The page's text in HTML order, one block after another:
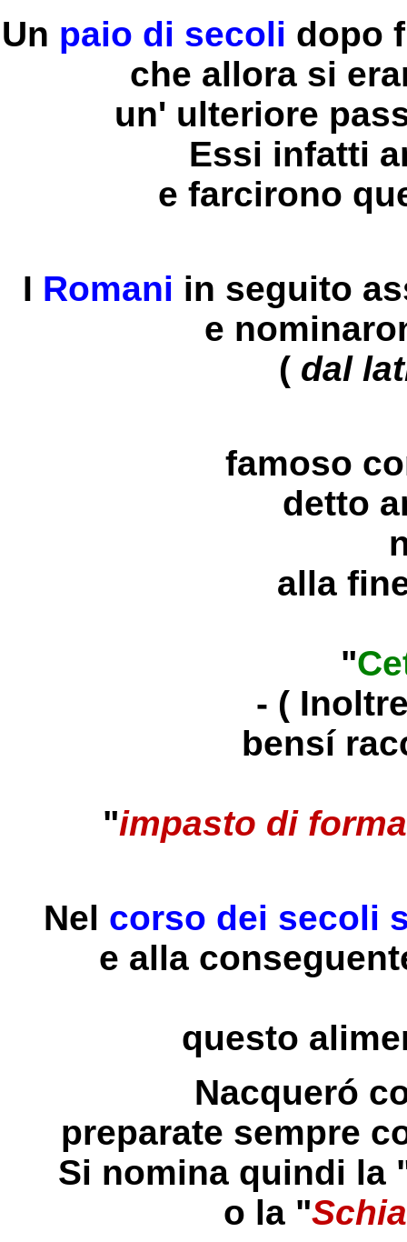
Un paio di secoli dopo
che allora si
un' ulteriore
Essi infatti
e farcirono
I Romani in seguito
e
( dal
famoso
detto
alla
"
- (
bensí
"impasto di
Nel corso dei secoli
e alla
questo
Nacqueró
preparate sempre
Si nomina quindi la
o la "